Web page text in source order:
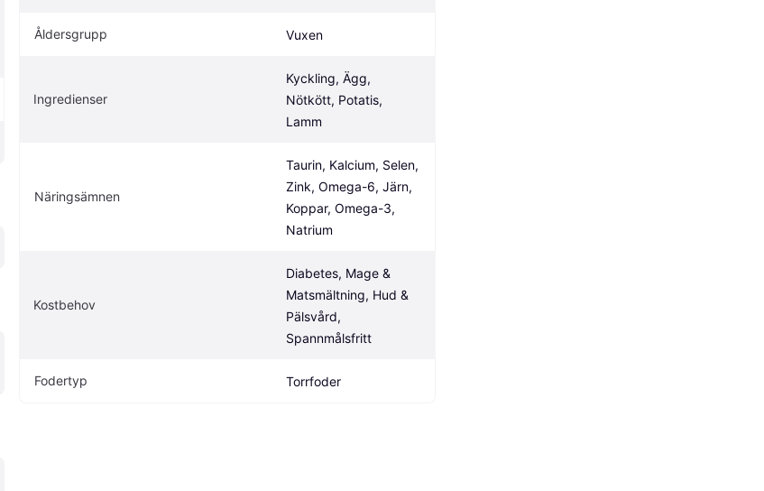
Åldersgrupp Vuxen
Ingredienser
Kyckling, Ägg,
Nötkött, Potatis,
Lamm
Näringsämnen
Taurin, Kalcium, Selen,
Zink, Omega-6, Järn,
Koppar, Omega-3,
Natrium
Kostbehov
Diabetes, Mage &
Matsmältning, Hud &
Pälsvård,
Spannmålsfritt
Fodertyp Torrfoder